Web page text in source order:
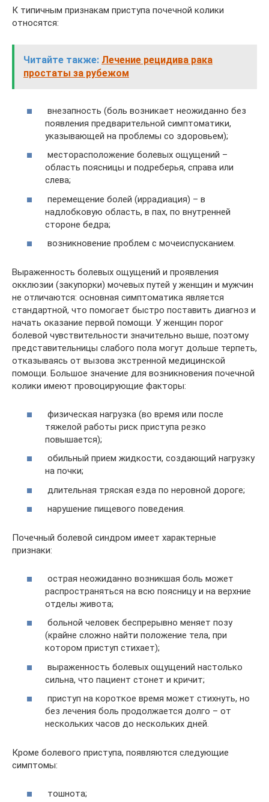
К типичным признакам приступа почечной колики
относятся:
Читайте также: Лечение рецидива рака
простаты за рубежом
внезапность (боль возникает неожиданно без
появления предварительной симптоматики,
указывающей на проблемы со здоровьем);
месторасположение болевых ощущений –
область поясницы и подреберья, справа или
слева;
перемещение болей (иррадиация) – в
надлобковую область, в пах, по внутренней
стороне бедра;
возникновение проблем с мочеиспусканием.
Выраженность болевых ощущений и проявления
окклюзии (закупорки) мочевых путей у женщин и мужчин
не отличаются: основная симптоматика является
стандартной, что помогает быстро поставить диагноз и
начать оказание первой помощи. У женщин порог
болевой чувствительности значительно выше, поэтому
представительницы слабого пола могут дольше терпеть,
отказываясь от вызова экстренной медицинской
помощи. Большое значение для возникновения почечной
колики имеют провоцирующие факторы:
физическая нагрузка (во время или после
тяжелой работы риск приступа резко
повышается);
обильный прием жидкости, создающий нагрузку
на почки;
длительная тряская езда по неровной дороге;
нарушение пищевого поведения.
Почечный болевой синдром имеет характерные
признаки:
острая неожиданно возникшая боль может
распространяться на всю поясницу и на верхние
отделы живота;
больной человек беспрерывно меняет позу
(крайне сложно найти положение тела, при
котором приступ стихает);
выраженность болевых ощущений настолько
сильна, что пациент стонет и кричит;
приступ на короткое время может стихнуть, но
без лечения боль продолжается долго – от
нескольких часов до нескольких дней.
Кроме болевого приступа, появляются следующие
симптомы:
тошнота;